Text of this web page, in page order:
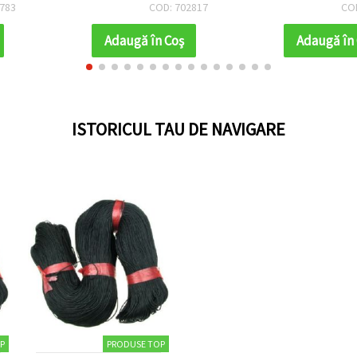
COD: 501078
Adaugă în Coş Adaugă în
ISTORICUL TAU DE NAVIGARE
PRODUSE TOP